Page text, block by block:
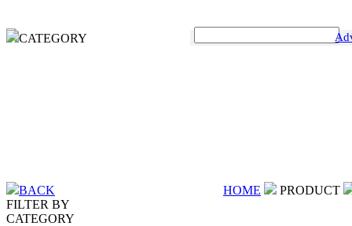
CATEGORY
BACK HOME
PRODUCT
FILTER BY
CATEGORY